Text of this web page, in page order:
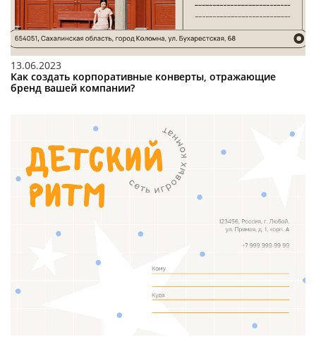
13.06.2023
Как создать корпоративные конверты, отражающие
бренд вашей компании?